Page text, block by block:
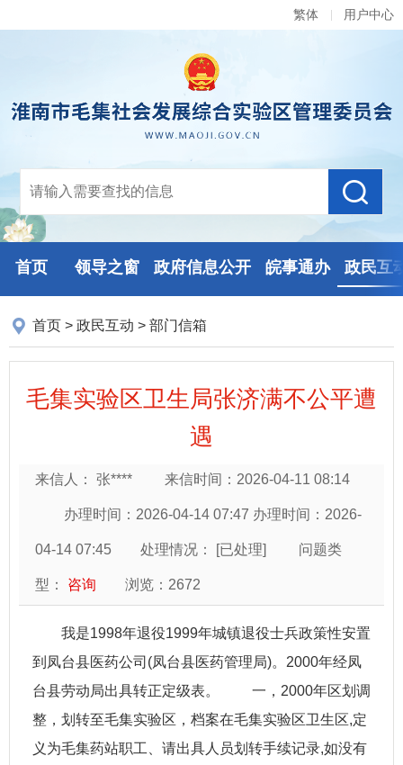
繁体 用户中心
首页 领导之窗 政府信息公开 皖事通办 政民互
首页 > 政民互动 > 部门信箱
毛集实验区卫生局张济满不公平遭
遇
来信人： 张**** 来信时间：2026-04-11 08:14
办理时间：2026-04-14 07:47 办理时间：2026-
04-14 07:45 处理情况： [已处理] 问题类
型： 咨询 浏览： 2672
我是1998年退役1999年城镇退役士兵政策性安置
到凤台县医药公司(凤台县医药管理局)。2000年经凤
台县劳动局出具转正定级表。 一，2000年区划调
整，划转至毛集实验区，档案在毛集实验区卫生区,定
义为毛集药站职工、请出具人员划转手续记录,如没有